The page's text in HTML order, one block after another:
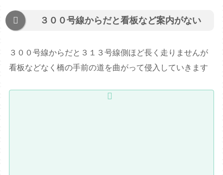
３００号線からだと看板など案内がない
３００号線からだと３１３号線側ほど長く走りませんが
看板などなく橋の手前の道を曲がって侵入していきます